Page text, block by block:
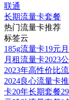
联通
长期流量卡套餐
热门流量卡推荐
标签云
185g流量卡19元
月租流量卡2023
2023年高性价比
2024良心流量卡
卡20年长期套餐